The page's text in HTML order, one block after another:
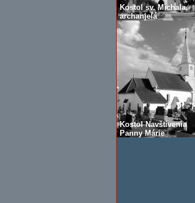
Kostol sv. Michala,
archanjela
Kostol Navštívenia
Panny Márie